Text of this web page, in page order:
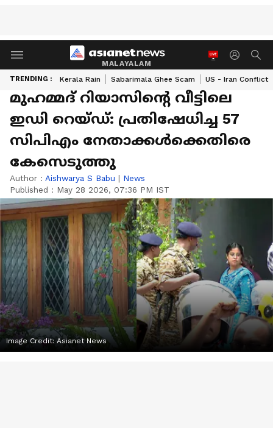
MALAYALAM
TRENDING : Kerala Rain Sabarimala Ghee Scam US - Iran Conflict
മുഹമ്മദ് റിയാസിന്റെ വീട്ടിലെ
ഇഡി റെയ്ഡ്: പ്രതിഷേധിച്ച 57
സിപിഎം നേതാക്കള്‍ക്കെതിരെ
കേസെടുത്തു
Author : Aishwarya S Babu | News
Published : May 28 2026, 07:36 PM IST
Image Credit: Asianet News